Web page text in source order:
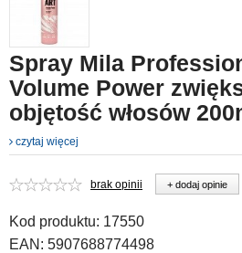
Spray Mila
Volume Power
objętość włosów
czytaj więcej
brak opinii + dodaj opinie
Kod produktu: 17550
EAN: 5907688774498